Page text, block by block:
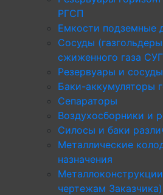
РГСП
Емкости
Сосуды
сжиженного газа СУГ
Резервуары и
Баки-аккумуляторы
Сепараторы
Воздухосборники и
Силосы и баки
Металлические
назначения
чертежам Заказчика)